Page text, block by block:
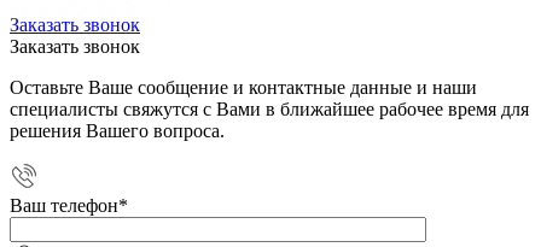
Заказать звонок
Заказать звонок
Оставьте Ваше сообщение и контактные данные и наши
специалисты свяжутся с Вами в ближайшее рабочее время для
решения Вашего вопроса.
Ваш телефон*